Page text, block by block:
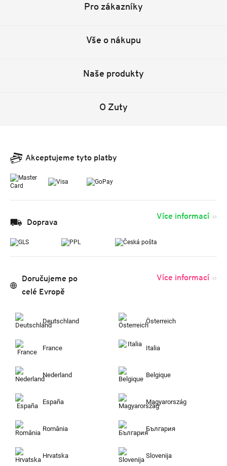
Pro zákazníky
Vše o nákupu
Naše produkty
O Zuty
Akceptujeme tyto platby
Doprava
Více informací
Doručujeme po
celé Evropě
Více informací
Deutschland Österreich
France Italia
Nederland Belgique
España Magyarország
România България
Hrvatska Slovenija